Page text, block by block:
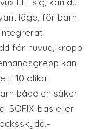
läge, för barn
för huvud, kropp
kan
i 10 olika
både en säker
ISOFIX-bas eller